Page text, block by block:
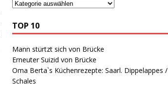
TOP 10
Mann stürtzt sich von Brücke
Erneuter Suizid von Brücke
Oma Berta`s Küchenrezepte: Saarl. Dippelappes /
Schales